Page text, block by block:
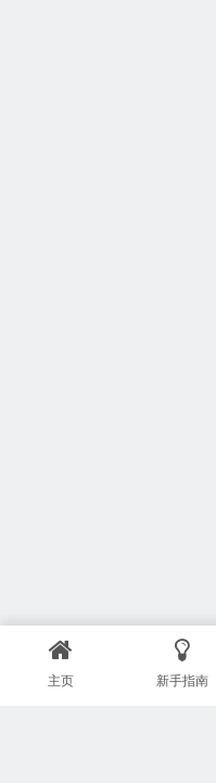
主页 新手指南